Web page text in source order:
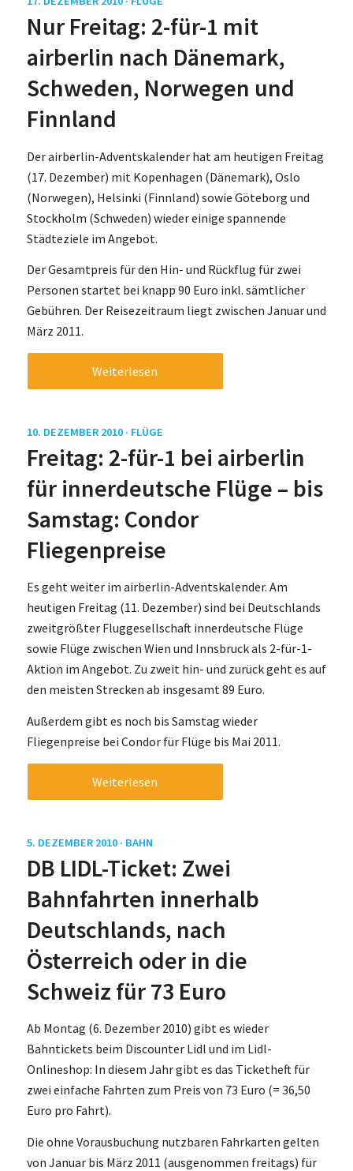
Nur Freitag: 2-für-1 mit
airberlin nach Dänemark,
Schweden, Norwegen und
Finnland
Der airberlin-Adventskalender hat am heutigen Freitag
(17. Dezember) mit Kopenhagen (Dänemark), Oslo
(Norwegen), Helsinki (Finnland) sowie Göteborg und
Stockholm (Schweden) wieder einige spannende
Städteziele im Angebot.
Der Gesamtpreis für den Hin- und Rückflug für zwei
Personen startet bei knapp 90 Euro inkl. sämtlicher
Gebühren. Der Reisezeitraum liegt zwischen Januar und
März 2011.
Weiterlesen
10. DEZEMBER 2010 · FLÜGE
Freitag: 2-für-1 bei airberlin
für innerdeutsche Flüge – bis
Samstag: Condor
Fliegenpreise
Es geht weiter im airberlin-Adventskalender. Am
heutigen Freitag (11. Dezember) sind bei Deutschlands
zweitgrößter Fluggesellschaft innerdeutsche Flüge
sowie Flüge zwischen Wien und Innsbruck als 2-für-1-
Aktion im Angebot. Zu zweit hin- und zurück geht es auf
den meisten Strecken ab insgesamt 89 Euro.
Außerdem gibt es noch bis Samstag wieder
Fliegenpreise bei Condor für Flüge bis Mai 2011.
Weiterlesen
5. DEZEMBER 2010 · BAHN
DB LIDL-Ticket: Zwei
Bahnfahrten innerhalb
Deutschlands, nach
Österreich oder in die
Schweiz für 73 Euro
Ab Montag (6. Dezember 2010) gibt es wieder
Bahntickets beim Discounter Lidl und im Lidl-
Onlineshop: In diesem Jahr gibt es das Ticketheft für
zwei einfache Fahrten zum Preis von 73 Euro (= 36,50
Euro pro Fahrt).
Die ohne Vorausbuchung nutzbaren Fahrkarten gelten
von Januar bis März 2011 (ausgenommen freitags) für